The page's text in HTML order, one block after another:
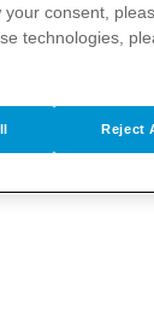
Pfizer
Dersom
consent,
technologies,
Reject